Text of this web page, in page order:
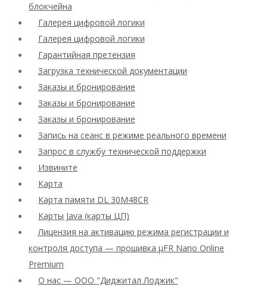
блокчейна
Галерея цифровой логики
Галерея цифровой логики
Гарантийная претензия
Загрузка технической документации
Заказы и бронирование
Заказы и бронирование
Заказы и бронирование
Запись на сеанс в режиме реального времени
Запрос в службу технической поддержки
Извините
Карта
Карта памяти DL 30M48CR
Карты Java (карты ЦП)
Лицензия на активацию режима регистрации и
контроля доступа — прошивка μFR Nano Online
Premium
О нас — ООО "Диджитал Лоджик"